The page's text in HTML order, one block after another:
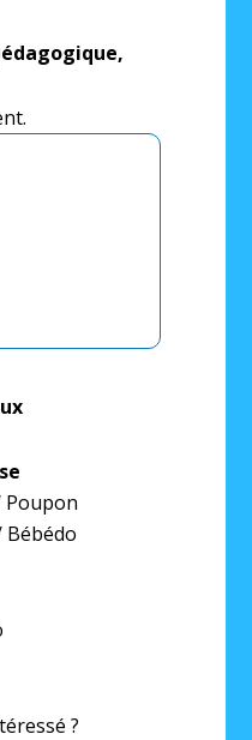
Poupon
Bébédo
?